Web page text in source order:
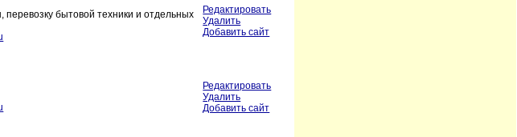
бытовой техники и отдельных
Редактировать
Удалить
Добавить сайт
Редактировать
Удалить
Добавить сайт